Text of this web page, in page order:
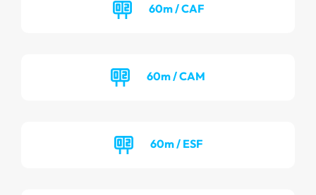
60m / CAF
60m / CAM
60m / ESF